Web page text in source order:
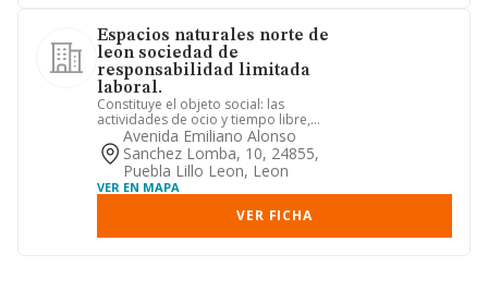
Espacios naturales norte de
leon sociedad de
responsabilidad limitada
laboral.
Constituye el objeto social: las
actividades de ocio y tiempo libre,
deportes de aventura, rutas ec...
Avenida Emiliano Alonso
Sanchez Lomba, 10, 24855,
Puebla Lillo Leon, Leon
VER EN MAPA
VER FICHA